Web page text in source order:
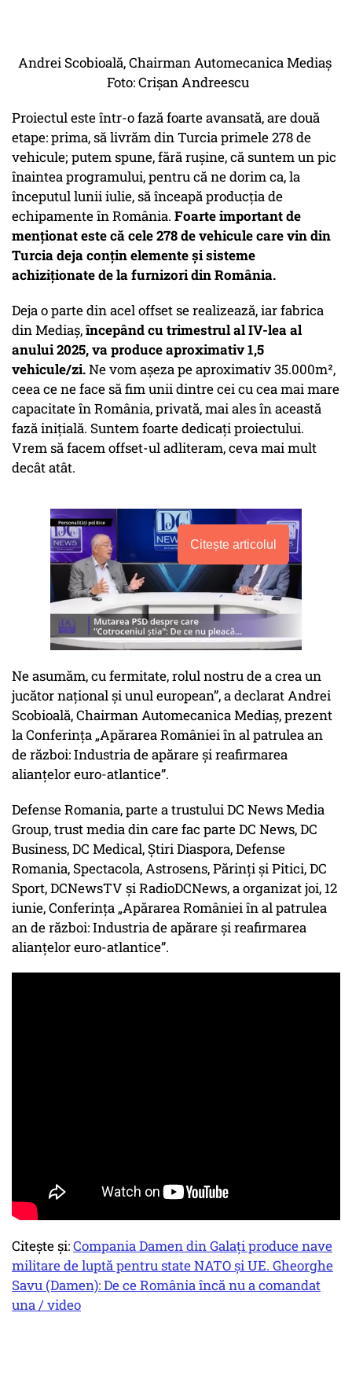
Andrei Scobioală, Chairman Automecanica Mediaș
Foto: Crișan Andreescu
Proiectul este într-o fază foarte avansată, are două
etape: prima, să livrăm din Turcia primele 278 de
vehicule; putem spune, fără rușine, că suntem un pic
înaintea programului, pentru că ne dorim ca, la
începutul lunii iulie, să înceapă producția de
echipamente în România. Foarte important de
menționat este că cele 278 de vehicule care vin din
Turcia deja conțin elemente și sisteme
achiziționate de la furnizori din România.
Deja o parte din acel offset se realizează, iar fabrica
din Mediaș,începând cu trimestrul al IV-lea al
anului 2025, va produce aproximativ 1,5
vehicule/zi.Ne vom așeza pe aproximativ 35.000m²,
ceea ce ne face să fim unii dintre cei cu cea mai mare
capacitate în România, privată, mai ales în această
fază inițială. Suntem foarte dedicați proiectului.
Vrem să facem offset-ul adliteram, ceva mai mult
decât atât.
Citește articolul
Ne asumăm, cu fermitate, rolul nostru de a crea un
jucător național și unul european”, a declarat Andrei
Scobioală, Chairman Automecanica Mediaș, prezent
la Conferința „Apărarea României în al patrulea an
de război: Industria de apărare și reafirmarea
alianțelor euro-atlantice”.
Defense Romania, parte a trustului DC News Media
Group, trust media din care fac parte DC News, DC
Business, DC Medical, Știri Diaspora, Defense
Romania, Spectacola, Astrosens, Părinți și Pitici, DC
Sport, DCNewsTV și RadioDCNews, a organizat joi, 12
iunie, Conferința „Apărarea României în al patrulea
an de război: Industria de apărare și reafirmarea
alianțelor euro-atlantice”.
Citește și:Compania Damen din Galați produce nave
militare de luptă pentru state NATO și UE. Gheorghe
Savu (Damen): De ce România încă nu a comandat
una / video